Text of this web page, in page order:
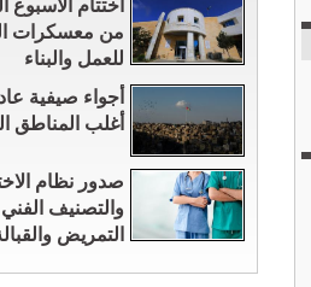
اختتام
من معسكرات
للعمل والبناء
أجواء صيفية
أغلب المناطق
صدور نظام
والتصنيف
التمريض